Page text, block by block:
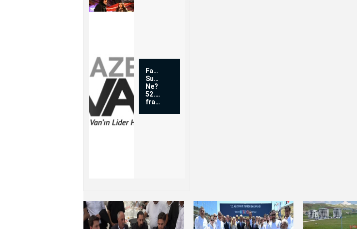
Fatmagül'ün
Suçu
Ne?
52.Bölüm
fragmanı